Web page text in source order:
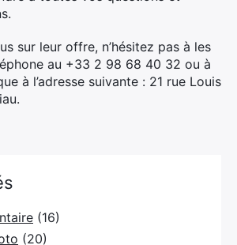
sur leur offre, n’hésitez pas à les
au +33 2 98 68 40 32 ou à
à l’adresse suivante : 21 rue Louis
.
(16)
(20)